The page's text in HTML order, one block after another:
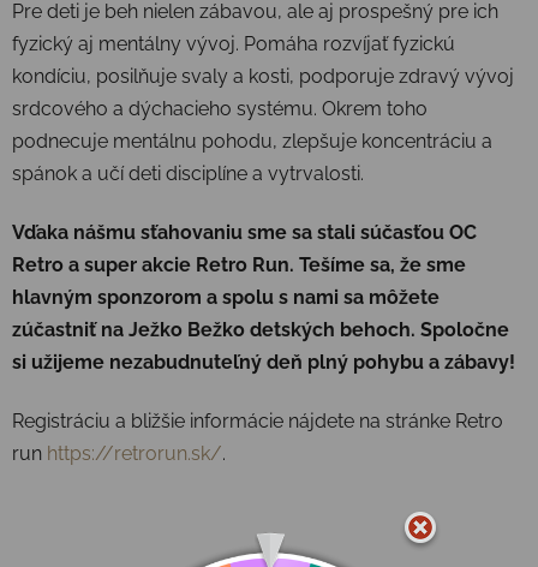
Pre deti je beh nielen zábavou, ale aj prospešný pre ich
fyzický aj mentálny vývoj. Pomáha rozvíjať fyzickú
kondíciu, posilňuje svaly a kosti, podporuje zdravý vývoj
srdcového a dýchacieho systému. Okrem toho
podnecuje mentálnu pohodu, zlepšuje koncentráciu a
spánok a učí deti disciplíne a vytrvalosti.
Vďaka nášmu sťahovaniu sme sa stali súčasťou OC
Retro a super akcie Retro Run. Tešíme sa, že sme
hlavným sponzorom a spolu s nami sa môžete
zúčastniť na Ježko Bežko detských behoch. Spoločne
si užijeme nezabudnuteľný deň plný pohybu a zábavy!
Registráciu a bližšie informácie nájdete na stránke Retro
run https://retrorun.sk/.